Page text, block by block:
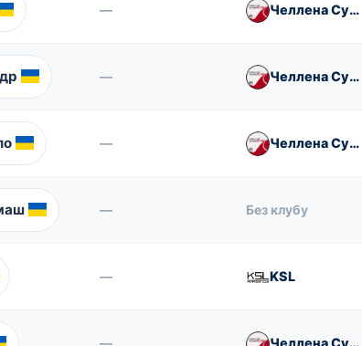
— Челлена Сува
— Челлена Сува
— Челлена Сува
— Без клубу
— KSL